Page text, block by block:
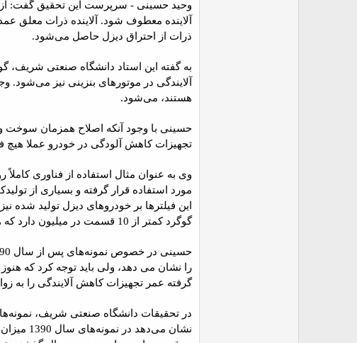
آلاینده معطوف شود. آلاینده ذرات معلق
ذرات از احتراق دیزل حاصل می‌شود.
به گفته این استاد دانشگاه صنعتی شریف،
آلایندگی در موتورهای بنزینی نیز
هستند، می‌شود.
حسینی با وجود آنکه اصلاح همزمان سوخت و
تجهیزات کاهش آلودگی در خودرو عملا هیچ
وی به عنوان مثال استفاده از فناوری کاملاً
مورد استفاده قرار گرفته و بسیاری از
این فیلترها بر خودروهای دیزل تولید شده
گوگرد کمتر از 10 قسمت در میلیون دارد که هنوز در ایران در دسترس نیست.
گرفته عمر تجهیزات کاهش آلایندگی را به